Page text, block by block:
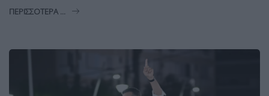
ΠΕΡΙΣΣΌΤΕΡΑ ...